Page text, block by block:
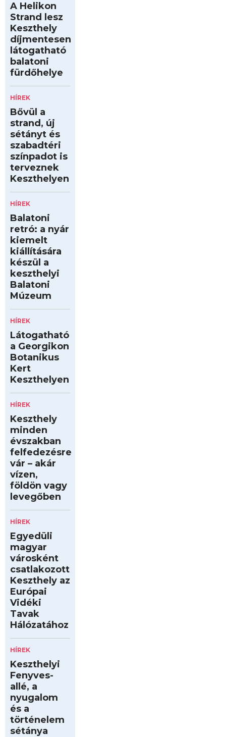
A Helikon
Strand lesz
Keszthely
díjmentesen
látogatható
balatoni
fürdőhelye
HÍREK
Bővül a
strand, új
sétányt és
szabadtéri
színpadot is
terveznek
Keszthelyen
HÍREK
Balatoni
retró: a nyár
kiemelt
kiállítására
készül a
keszthelyi
Balatoni
Múzeum
HÍREK
Látogatható
a Georgikon
Botanikus
Kert
Keszthelyen
HÍREK
Keszthely
minden
évszakban
felfedezésre
vár – akár
vízen,
földön vagy
levegőben
HÍREK
Egyedüli
magyar
városként
csatlakozott
Keszthely az
Európai
Vidéki
Tavak
Hálózatához
HÍREK
Keszthelyi
Fenyves-
allé, a
nyugalom
és a
történelem
sétánya